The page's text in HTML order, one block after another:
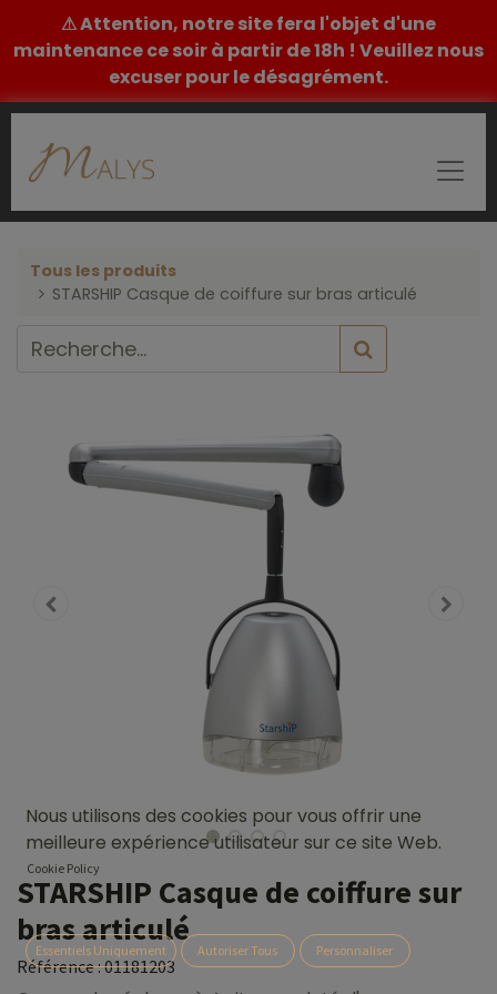
⚠ Attention, notre site fera l'objet d'une
maintenance ce soir à partir de 18h ! Veuillez nous
excuser pour le désagrément.
Tous les produits
STARSHIP Casque de coiffure sur bras articulé
STARSHIP Casque de coiffure sur
bras articulé
Référence :01181203
Nous utilisons des cookies pour vous offrir une
meilleure expérience utilisateur sur ce site Web.
Cookie Policy
Essentiels Uniquement Autoriser Tous Personnaliser